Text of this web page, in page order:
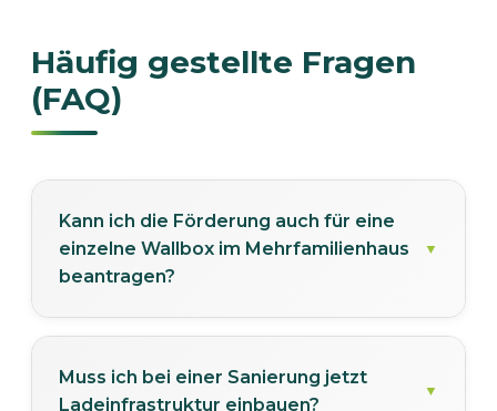
Häufig gestellte Fragen
(FAQ)
Kann ich die Förderung auch für eine
einzelne Wallbox im Mehrfamilienhaus
beantragen?
Ja, die Förderung ist nicht auf
Muss ich bei einer Sanierung jetzt
Ladeinfrastruktur einbauen?